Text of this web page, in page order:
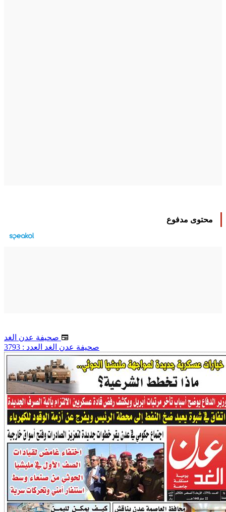
محتوى مدفوع
صحيفة عدن الغد العدد : 3793